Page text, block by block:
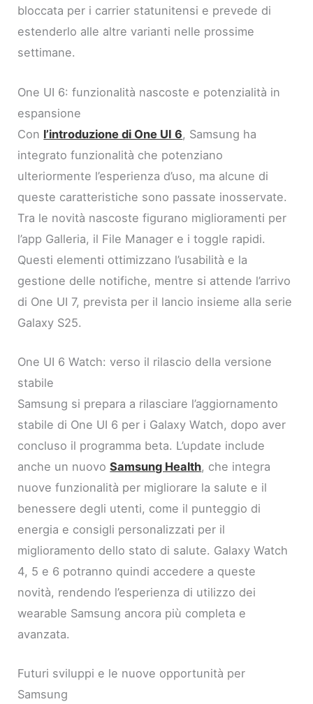
bloccata per i carrier statunitensi e prevede di
estenderlo alle altre varianti nelle prossime
settimane.
One UI 6: funzionalità nascoste e potenzialità in
espansione
Con l’introduzione di One UI 6, Samsung ha
integrato funzionalità che potenziano
ulteriormente l’esperienza d’uso, ma alcune di
queste caratteristiche sono passate inosservate.
Tra le novità nascoste figurano miglioramenti per
l’app Galleria, il File Manager e i toggle rapidi.
Questi elementi ottimizzano l’usabilità e la
gestione delle notifiche, mentre si attende l’arrivo
di One UI 7, prevista per il lancio insieme alla serie
Galaxy S25.
One UI 6 Watch: verso il rilascio della versione
stabile
Samsung si prepara a rilasciare l’aggiornamento
stabile di One UI 6 per i Galaxy Watch, dopo aver
concluso il programma beta. L’update include
anche un nuovoSamsung Health, che integra
nuove funzionalità per migliorare la salute e il
benessere degli utenti, come il punteggio di
energia e consigli personalizzati per il
miglioramento dello stato di salute. Galaxy Watch
4, 5 e 6 potranno quindi accedere a queste
novità, rendendo l’esperienza di utilizzo dei
wearable Samsung ancora più completa e
avanzata.
Futuri sviluppi e le nuove opportunità per
Samsung